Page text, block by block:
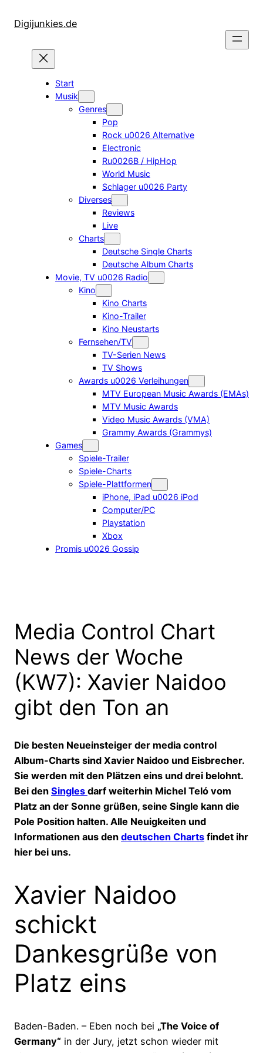
InhaltDigijunkies.de
Start
Musik
Genres
Pop
Rock u0026 Alternative
Electronic
Ru0026B / HipHop
World Music
Schlager u0026 Party
Diverses
Reviews
Live
Charts
Deutsche Single Charts
Deutsche Album Charts
Movie, TV u0026 Radio
Kino
Kino Charts
Kino-Trailer
Kino Neustarts
Fernsehen/TV
TV-Serien News
TV Shows
Awards u0026 Verleihungen
MTV European Music Awards (EMAs)
MTV Music Awards
Video Music Awards (VMA)
Grammy Awards (Grammys)
Games
Spiele-Trailer
Spiele-Charts
Spiele-Plattformen
iPhone, iPad u0026 iPod
Computer/PC
Playstation
Xbox
Promis u0026 Gossip
Media Control Chart
News der Woche
(KW7): Xavier Naidoo
gibt den Ton an
Die besten Neueinsteiger der media control
Album-Charts sind Xavier Naidoo und Eisbrecher.
Sie werden mit den Plätzen eins und drei belohnt.
Bei den Singles darf weiterhin Michel Teló vom
Platz an der Sonne grüßen, seine Single kann die
Pole Position halten. Alle Neuigkeiten und
Informationen aus den deutschen Charts findet ihr
hier bei uns.
Xavier Naidoo
schickt
Dankesgrüße von
Platz eins
Baden-Baden. – Eben noch bei „The Voice of
Germany“ in der Jury, jetzt schon wieder mit